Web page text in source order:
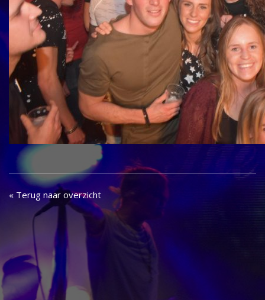
« Terug naar overzicht